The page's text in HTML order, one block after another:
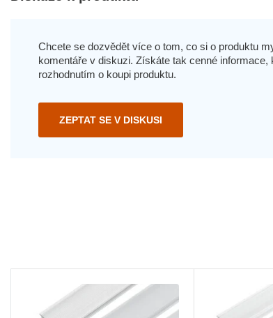
Chcete se dozvědět více o tom, co si o produktu
komentáře v diskuzi. Získáte tak cenné
rozhodnutím o koupi produktu.
ZEPTAT SE V DISKUSI